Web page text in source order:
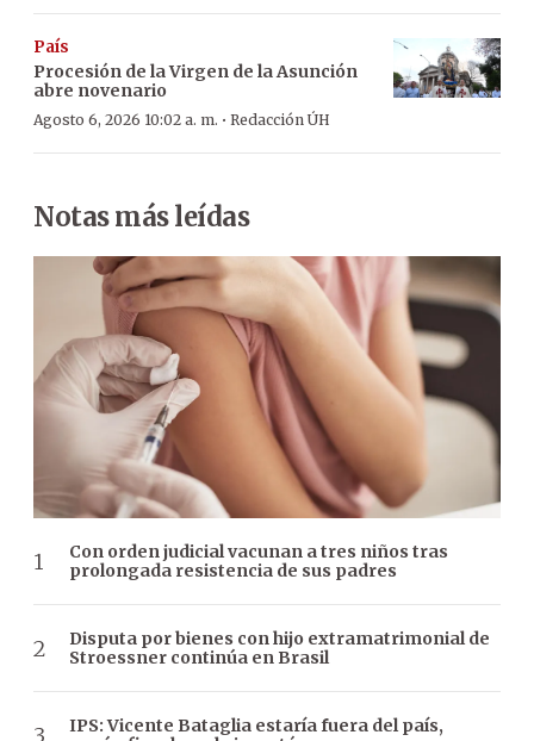
País
Procesión de la Virgen de la Asunción
abre novenario
Agosto 6, 2026 10:02 a. m. · Redacción ÚH
Notas más leídas
Con orden judicial vacunan a tres niños tras
prolongada resistencia de sus padres
Disputa por bienes con hijo extramatrimonial de
Stroessner continúa en Brasil
IPS: Vicente Bataglia estaría fuera del país,